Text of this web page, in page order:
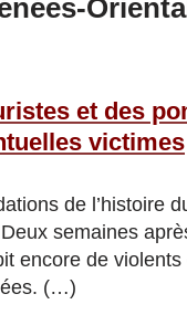
et des
victimes
de l’histoire
semaines
encore de
(…)